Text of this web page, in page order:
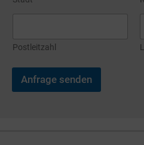
Postleitzahl
Anfrage senden